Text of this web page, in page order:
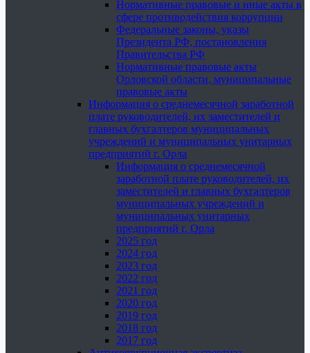
Нормативные правовые и иные акты в
сфере противодействия коррупции
Федеральные законы, указы
Президента РФ, постановления
Правительства РФ
Нормативные правовые акты
Орловской области, муниципальные
правовые акты
Информация о среднемесячной заработной
плате руководителей, их заместителей и
главных бухгалтеров муниципальных
учреждений и муниципальных унитарных
предприятий г. Орла
Информация о среднемесячной
заработной плате руководителей, их
заместителей и главных бухгалтеров
муниципальных учреждений и
муниципальных унитарных
предприятий г. Орла
2025 год
2024 год
2023 год
2022 год
2021 год
2020 год
2019 год
2018 год
2017 год